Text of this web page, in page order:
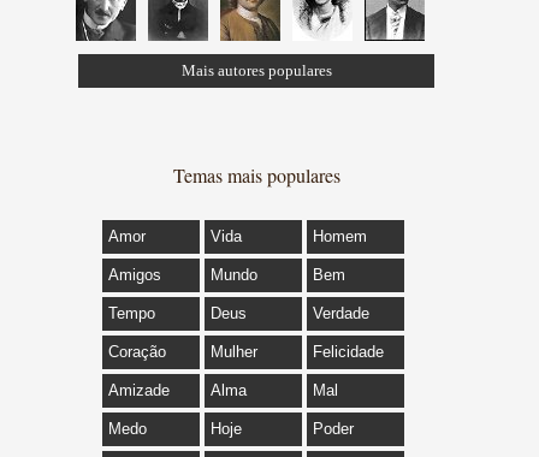
Mais autores populares
Temas mais populares
Amor Vida Homem
Amigos Mundo Bem
Tempo Deus Verdade
Coração Mulher Felicidade
Amizade Alma Mal
Medo Hoje Poder